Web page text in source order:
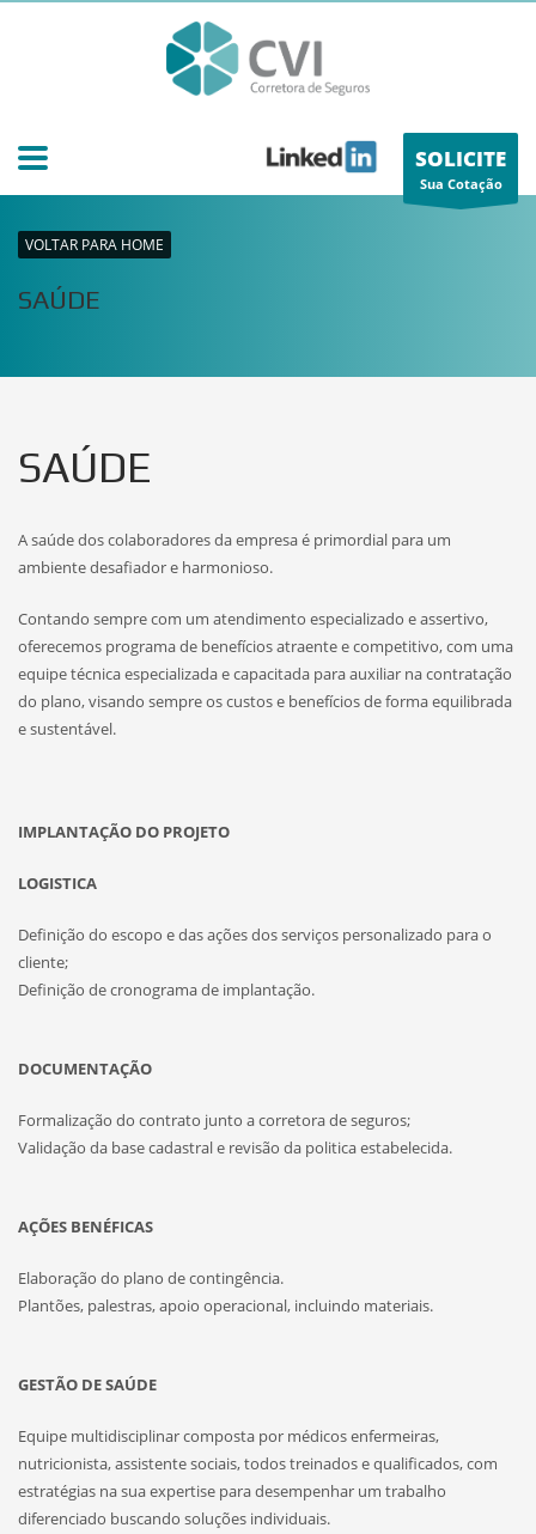
SOLICITE
Sua Cotação
VOLTAR PARA HOME
SAÚDE
SAÚDE
A saúde dos colaboradores da empresa é primordial para um
ambiente desafiador e harmonioso.
Contando sempre com um atendimento especializado e assertivo,
oferecemos programa de benefícios atraente e competitivo, com uma
equipe técnica especializada e capacitada para auxiliar na contratação
do plano, visando sempre os custos e benefícios de forma equilibrada
e sustentável.
IMPLANTAÇÃO DO PROJETO
LOGISTICA
Definição do escopo e das ações dos serviços personalizado para o
cliente;
Definição de cronograma de implantação.
DOCUMENTAÇÃO
Formalização do contrato junto a corretora de seguros;
Validação da base cadastral e revisão da politica estabelecida.
AÇÕES BENÉFICAS
Elaboração do plano de contingência.
Plantões, palestras, apoio operacional, incluindo materiais.
GESTÃO DE SAÚDE
Equipe multidisciplinar composta por médicos enfermeiras,
nutricionista, assistente sociais, todos treinados e qualificados, com
estratégias na sua expertise para desempenhar um trabalho
diferenciado buscando soluções individuais.